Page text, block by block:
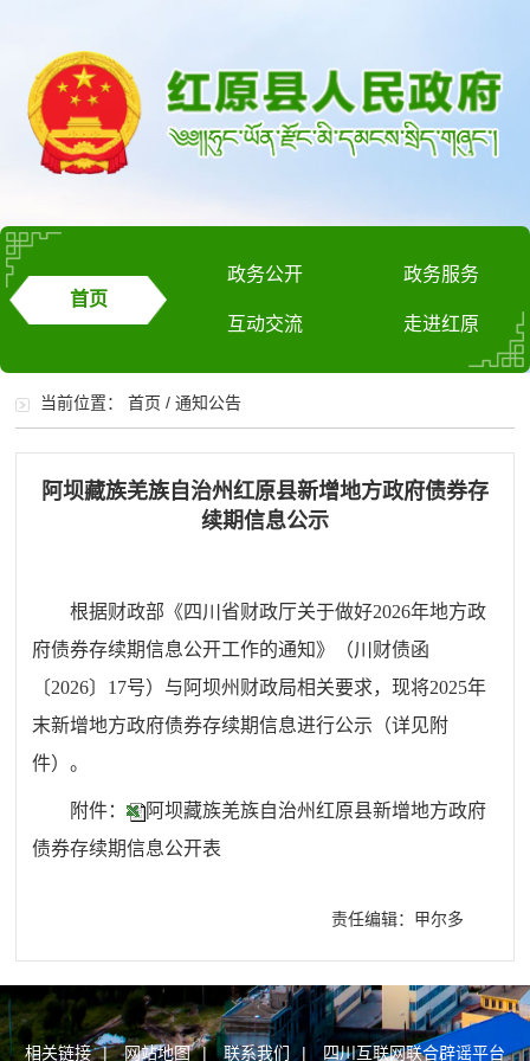
首页
政务公开 政务服务
互动交流 走进红原
当前位置：首页 /通知公告
阿坝藏族羌族自治州红原县新增地方政府债券存
续期信息公示
根据财政部《四川省财政厅关于做好2026年地方政
府债券存续期信息公开工作的通知》（川财债函
〔2026〕17号）与阿坝州财政局相关要求，现将2025年
末新增地方政府债券存续期信息进行公示（详见附
件）。
附件：
阿坝藏族羌族自治州红原县新增地方政府
债券存续期信息公开表
责任编辑：甲尔多
相关链接 | 网站地图 | 联系我们 | 四川互联网联合辟谣平台